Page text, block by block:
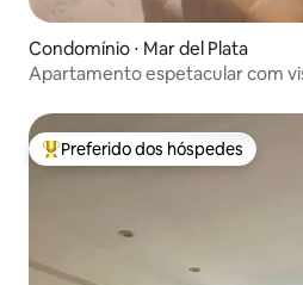
Condomínio ⋅ Mar del Plata
Apartamento espetacular com
Entre os melhores preferidos dos
Preferido dos hóspedes